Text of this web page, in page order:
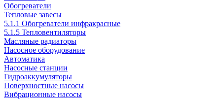
Обогреватели
Тепловые завесы
5.1.1 Обогреватели инфракрасные
5.1.5 Тепловентиляторы
Масляные радиаторы
Насосное оборудование
Автоматика
Насосные станции
Гидроаккумуляторы
Поверхностные насосы
Вибрационные насосы